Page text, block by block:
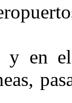
en